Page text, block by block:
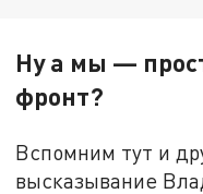
Ну а мы —
фронт?
Вспомним тут и
высказывание